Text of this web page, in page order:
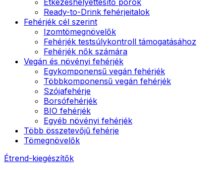
Ready-to-Drink fehérjeitalok
Fehérjék cél szerint
Izomtömegnövelők
Fehérjék testsúlykontroll támogatásához
Fehérjék nők számára
Vegán és növényi fehérjék
Egykomponensű vegán fehérjék
Többkomponensű vegán fehérjék
Szójafehérje
Borsófehérjék
BIO fehérjék
Egyéb növényi fehérjék
Több összetevőjű fehérje
Tömegnövelők
Étrend-kiegészítők